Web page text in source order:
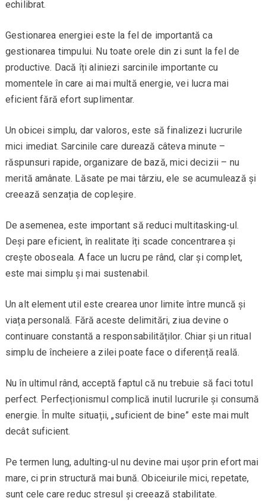
echilibrat.
Gestionarea energiei este la fel de importantă ca
gestionarea timpului. Nu toate orele din zi sunt la fel de
productive. Dacă îți aliniezi sarcinile importante cu
momentele în care ai mai multă energie, vei lucra mai
eficient fără efort suplimentar.
Un obicei simplu, dar valoros, este să finalizezi lucrurile
mici imediat. Sarcinile care durează câteva minute –
răspunsuri rapide, organizare de bază, mici decizii – nu
merită amânate. Lăsate pe mai târziu, ele se acumulează și
creează senzația de copleșire.
De asemenea, este important să reduci multitasking-ul.
Deși pare eficient, în realitate îți scade concentrarea și
crește oboseala. A face un lucru pe rând, clar și complet,
este mai simplu și mai sustenabil.
Un alt element util este crearea unor limite între muncă și
viața personală. Fără aceste delimitări, ziua devine o
continuare constantă a responsabilităților. Chiar și un ritual
simplu de încheiere a zilei poate face o diferență reală.
Nu în ultimul rând, acceptă faptul că nu trebuie să faci totul
perfect. Perfecționismul complică inutil lucrurile și consumă
energie. În multe situații, „suficient de bine” este mai mult
decât suficient.
Pe termen lung, adulting-ul nu devine mai ușor prin efort mai
mare, ci prin structură mai bună. Obiceiurile mici, repetate,
sunt cele care reduc stresul și creează stabilitate.